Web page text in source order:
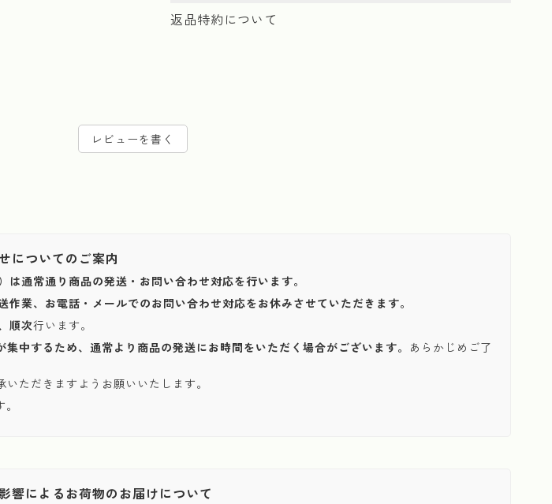
返品特約について
レビューを書く
についてのご案内
は通常通り商品の発送・お問い合わせ対応を行います。
業、お電話・メールでのお問い合わせ対応をお休みさせていただきます。
順次行います。
中するため、通常より商品の発送にお時間をいただく場合がございます。 あらかじめご了
ただきますようお願いいたします。
響によるお荷物のお届けについて